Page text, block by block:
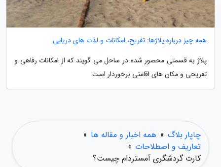
همه چیز درباره پلاژها: تفریح، امکانات و لذت های دریایی
پلاژ به قسمتی محصور شده در ساحل می گویند که از امکانات رفاهی و
تفریحی و مکان های اقامتی برخوردار است.
چاپار بلاگ » همه اخبار و مقاله ها »
تعاریف و اصطلاحات »
کارت گردشگری آمستردام چیست؟